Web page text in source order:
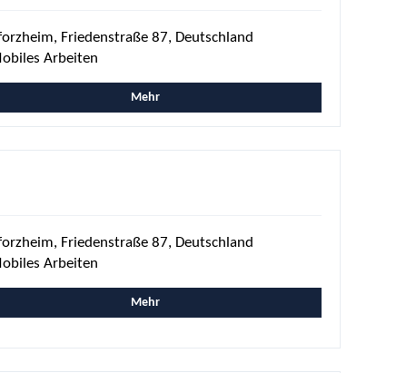
Friedenstraße 87, Deutschland
Arbeiten
Mehr
Friedenstraße 87, Deutschland
Arbeiten
Mehr